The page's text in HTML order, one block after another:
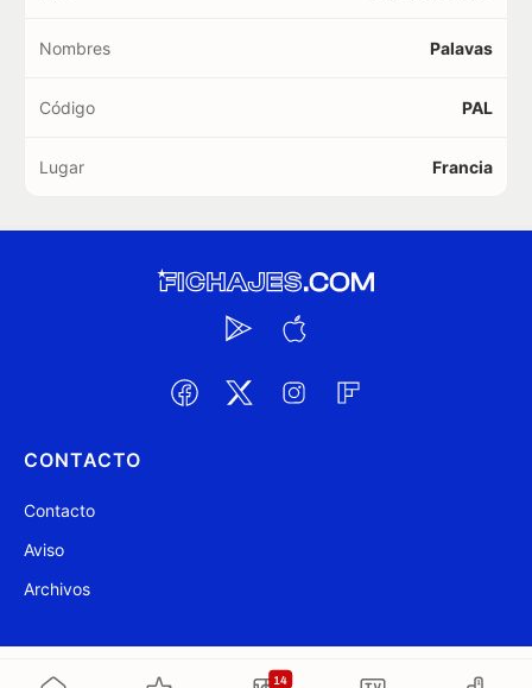
14
Nombres Palavas
Código PAL
Lugar Francia
CONTACTO
Contacto
Aviso
Archivos